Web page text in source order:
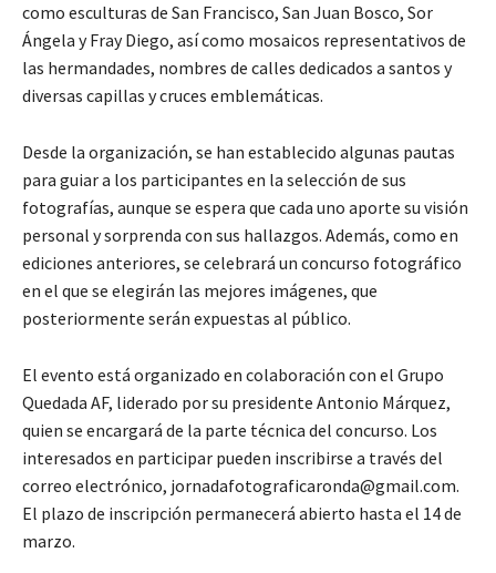
como esculturas de San Francisco, San Juan Bosco, Sor
Ángela y Fray Diego, así como mosaicos representativos de
las hermandades, nombres de calles dedicados a santos y
diversas capillas y cruces emblemáticas.
Desde la organización, se han establecido algunas pautas
para guiar a los participantes en la selección de sus
fotografías, aunque se espera que cada uno aporte su visión
personal y sorprenda con sus hallazgos. Además, como en
ediciones anteriores, se celebrará un concurso fotográfico
en el que se elegirán las mejores imágenes, que
posteriormente serán expuestas al público.
El evento está organizado en colaboración con el Grupo
Quedada AF, liderado por su presidente Antonio Márquez,
quien se encargará de la parte técnica del concurso. Los
interesados en participar pueden inscribirse a través del
correo electrónico, jornadafotograficaronda@gmail.com.
El plazo de inscripción permanecerá abierto hasta el 14 de
marzo.